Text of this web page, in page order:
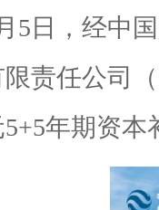
，经中国
限责任公司
年期资